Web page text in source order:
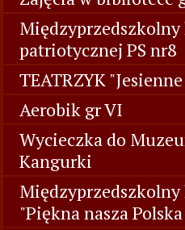
patriotycznej PS nr8
TEATRZYK
Aerobik gr VI
Wycieczka do
Kangurki
"Piękna nasza